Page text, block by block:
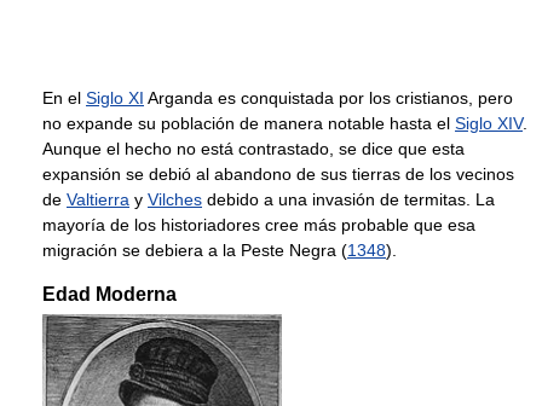
En el Siglo XI Arganda es conquistada por los cristianos, pero
no expande su población de manera notable hasta el Siglo XIV.
Aunque el hecho no está contrastado, se dice que esta
expansión se debió al abandono de sus tierras de los vecinos
de Valtierra y Vilches debido a una invasión de termitas. La
mayoría de los historiadores cree más probable que esa
migración se debiera a la Peste Negra (1348).
Edad Moderna